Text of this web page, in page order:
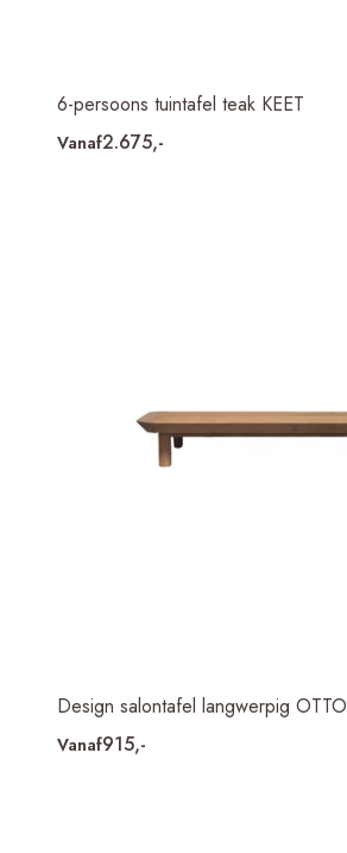
6-persoons tuintafel teak KEET
Vanaf2.675,-
Design salontafel langwerpig OTTO
Vanaf915,-